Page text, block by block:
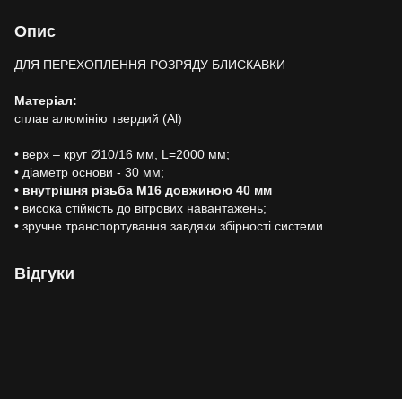
Опис
ДЛЯ ПЕРЕХОПЛЕННЯ РОЗРЯДУ БЛИСКАВКИ
Матеріал:
сплав алюмінію твердий (Al)
• верх – круг Ø10/16 мм, L=2000 мм;
• діаметр основи - 30 мм;
• внутрішня різьба М16 довжиною 40 мм
• висока стійкість до вітрових навантажень;
• зручне транспортування завдяки збірності системи.
Відгуки